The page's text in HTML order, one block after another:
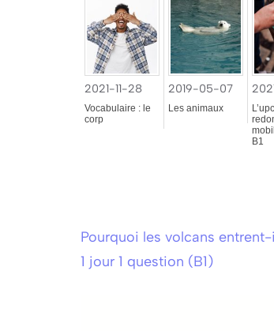
2021-11-28
Vocabulaire : le
corp
2019-05-07
Les animaux
B1
Bejegyzés
Pourquoi les volcans
1 jour 1 question (B1)